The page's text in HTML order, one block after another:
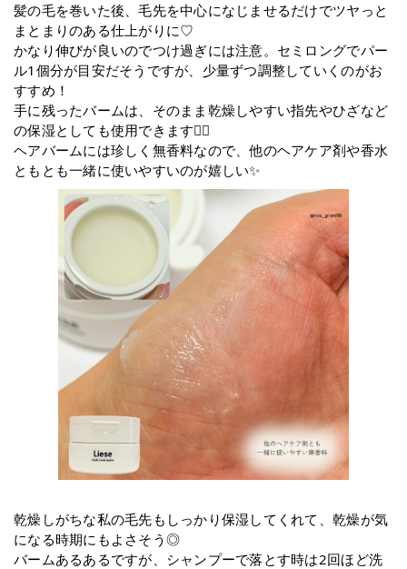
髪の毛を巻いた後、毛先を中心になじませるだけでツヤっと
まとまりのある仕上がりに♡
かなり伸びが良いのでつけ過ぎには注意。セミロングでパー
ル1個分が目安だそうですが、少量ずつ調整していくのがお
すすめ！
⼿に残ったバームは、そのまま乾燥しやすい指先やひざなど
の保湿としても使⽤できます🙆‍♀️
ヘアバームには珍しく無香料なので、他のヘアケア剤や香水
ともとも一緒に使いやすいのが嬉しい✨
乾燥しがちな私の毛先もしっかり保湿してくれて、乾燥が気
になる時期にもよさそう◎
バームあるあるですが、シャンプーで落とす時は2回ほど洗